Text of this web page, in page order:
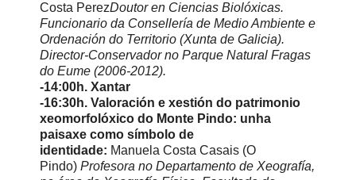
Costa PerezDoutor en Ciencias Biolóxicas.
Funcionario da Consellería de Medio Ambiente e
Ordenación do Territorio (Xunta de Galicia).
Director-Conservador no Parque Natural Fragas
do Eume (2006-2012).
-14:00h. Xantar
-16:30h. Valoración e xestión do patrimonio
xeomorfolóxico do Monte Pindo: unha
paisaxe como símbolo de
identidade: Manuela Costa Casais (O
Pindo) Profesora no Departamento de Xeografía,